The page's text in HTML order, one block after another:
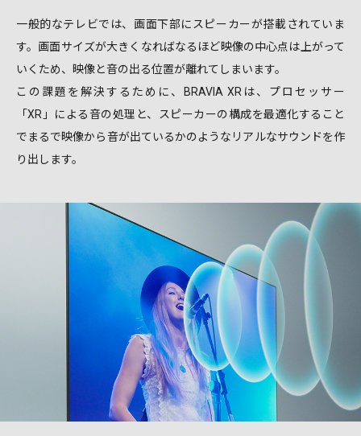
一般的なテレビでは、画面下部にスピーカーが搭載されていま
す。画面サイズが大きくなればなるほど映像の中心点は上がって
いくため、映像と音の出る位置が離れてしまいます。
この課題を解決するために、BRAVIA XRは、プロセッサー
「XR」による音の処理と、スピーカーの構成を最適化すること
でまるで映像から音が出ているかのようなリアルなサウンドを作
り出します。